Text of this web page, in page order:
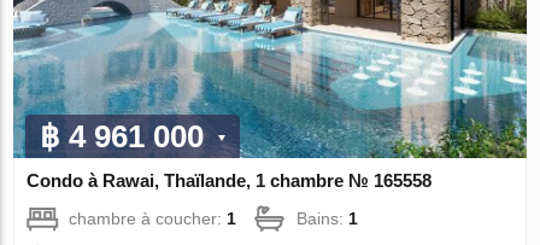
฿ 4 961 000
Condo à Rawai, Thaïlande, 1 chambre № 165558
chambre à coucher: 1 Bains: 1